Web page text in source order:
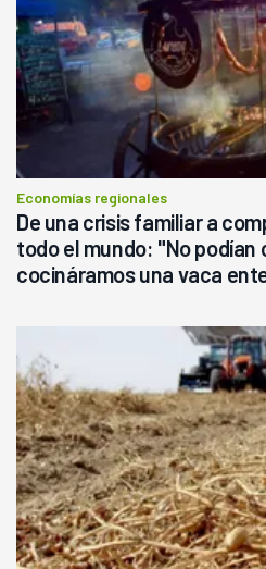
Economías regionales
De una crisis familiar a
todo el mundo: "No podían
cocináramos una vaca